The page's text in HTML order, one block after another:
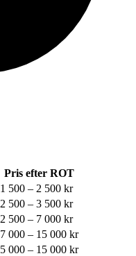
Pris efter ROT
1 500 – 2 500 kr
2 500 – 3 500 kr
2 500 – 7 000 kr
7 000 – 15 000 kr
5 000 – 15 000 kr